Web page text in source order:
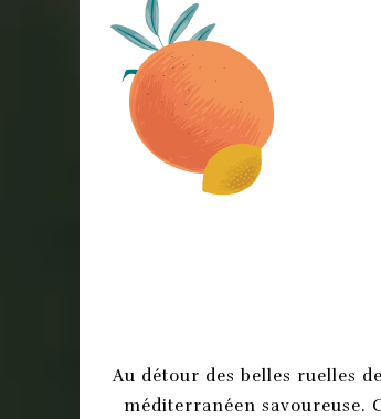
Au détour des belles ruelles de
méditerranéen savoureuse.